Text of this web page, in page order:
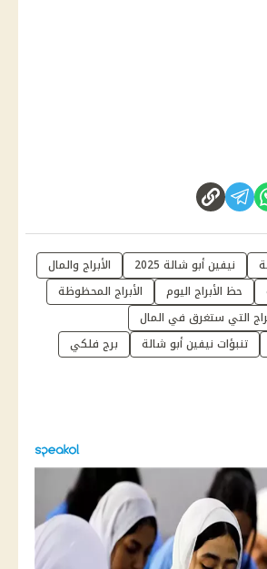
نيفين أبو شالة 2025
الأبراج والمال
حظ الأبراج اليوم
الأبراج المحظوظة
التي ستغرق في المال
تنبؤات نيفين أبو شالة برج فلكي